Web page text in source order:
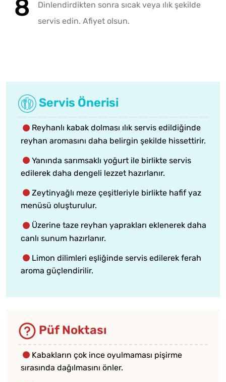
Dinlendirdikten sonra sıcak veya ılık şekilde
servis edin. Afiyet olsun.
Servis Önerisi
Reyhanlı kabak dolması ılık servis edildiğinde
reyhan aromasını daha belirgin şekilde hissettirir.
Yanında sarımsaklı yoğurt ile birlikte servis
edilerek daha dengeli lezzet hazırlanır.
Zeytinyağlı meze çeşitleriyle birlikte hafif yaz
menüsü oluşturulur.
Üzerine taze reyhan yaprakları eklenerek daha
canlı sunum hazırlanır.
Limon dilimleri eşliğinde servis edilerek ferah
aroma güçlendirilir.
Püf Noktası
Kabakların çok ince oyulmaması pişirme
sırasında dağılmasını önler.